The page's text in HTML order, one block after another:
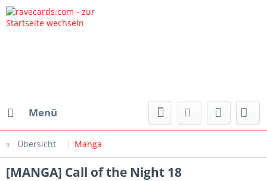
Menü
Übersicht Manga
[MANGA] Call of the Night 18